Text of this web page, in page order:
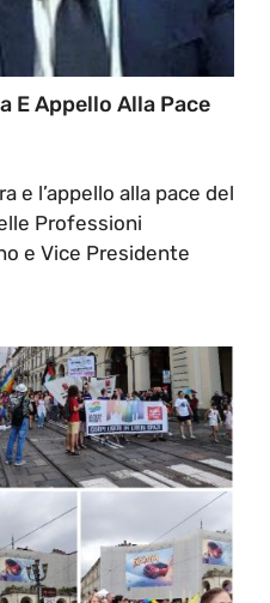
E Appello Alla Pace
e l’appello alla pace del
Professioni
e Vice Presidente